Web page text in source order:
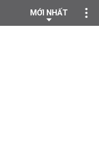
MỚI NHẤT